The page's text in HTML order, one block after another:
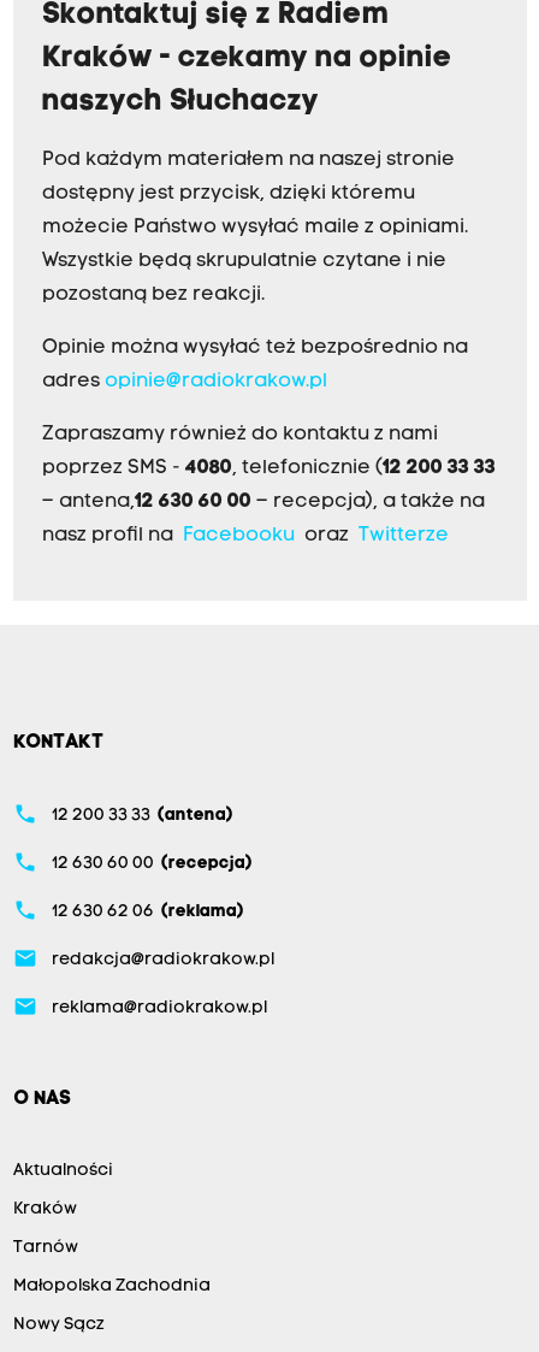
Skontaktuj się z Radiem
Kraków - czekamy na opinie
naszych Słuchaczy
Pod każdym materiałem na naszej stronie
dostępny jest przycisk, dzięki któremu
możecie Państwo wysyłać maile z opiniami.
Wszystkie będą skrupulatnie czytane i nie
pozostaną bez reakcji.
Opinie można wysyłać też bezpośrednio na
adres opinie@radiokrakow.pl
Zapraszamy również do kontaktu z nami
poprzez SMS - 4080, telefonicznie (12 200 33 33
– antena,12 630 60 00 – recepcja), a także na
nasz profil na Facebookuoraz Twitterze
KONTAKT
phone 12 200 33 33 (antena)
phone 12 630 60 00 (recepcja)
phone 12 630 62 06 (reklama)
email redakcja@radiokrakow.pl
email reklama@radiokrakow.pl
O NAS
Aktualności
Kraków
Tarnów
Małopolska Zachodnia
Nowy Sącz